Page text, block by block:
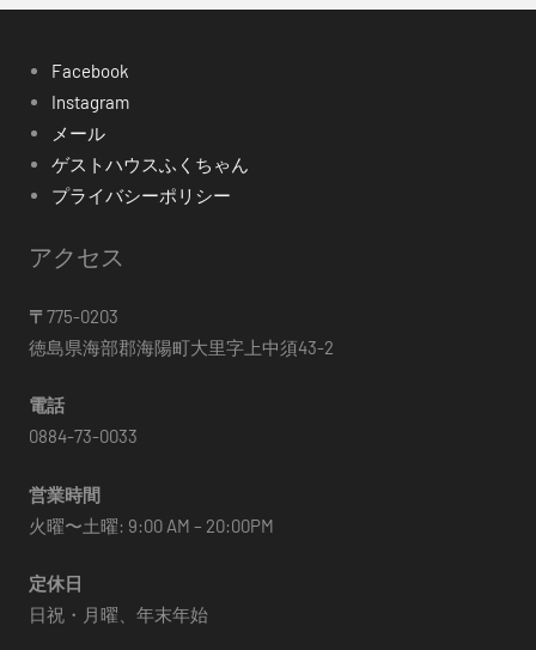
イ
タ
ル
Facebook
Instagram
メール
ゲストハウスふくちゃん
プライバシーポリシー
アクセス
〒 775-0203
徳島県海部郡海陽町大里字上中須43-2
電話
0884-73-0033
営業時間
火曜〜土曜: 9:00 AM – 20:00PM
定休日
日祝・月曜、年末年始